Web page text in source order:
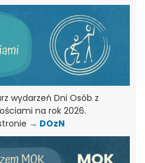
wydarzeń Dni Osób z
na rok 2026.
→ DOzN